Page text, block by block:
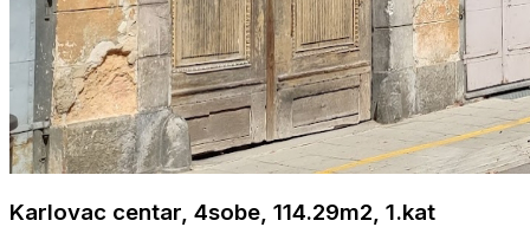
Karlovac centar, 4sobe, 114.29m2, 1.kat